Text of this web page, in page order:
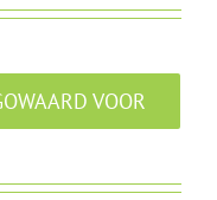
VOOR